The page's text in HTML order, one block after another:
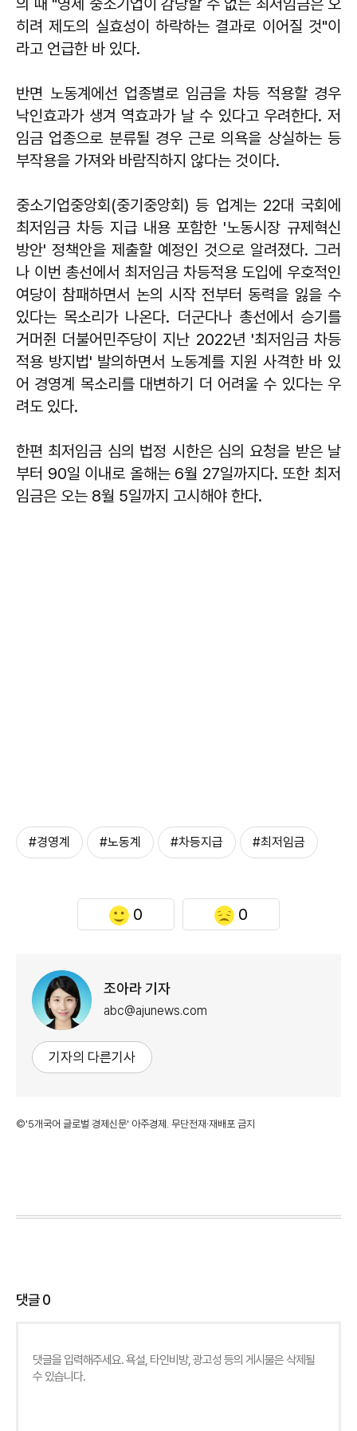
히려 제도의 실효성이 하락하는 결과로 이어질 것"이
라고 언급한 바 있다.
반면 노동계에선 업종별로 임금을 차등 적용할 경우
낙인효과가 생겨 역효과가 날 수 있다고 우려한다. 저
임금 업종으로 분류될 경우 근로 의욕을 상실하는 등
부작용을 가져와 바람직하지 않다는 것이다.
중소기업중앙회(중기중앙회) 등 업계는 22대 국회에
최저임금 차등 지급 내용 포함한 '노동시장 규제혁신
방안' 정책안을 제출할 예정인 것으로 알려졌다. 그러
나 이번 총선에서 최저임금 차등적용 도입에 우호적인
여당이 참패하면서 논의 시작 전부터 동력을 잃을 수
있다는 목소리가 나온다. 더군다나 총선에서 승기를
거머쥔 더불어민주당이 지난 2022년 '최저임금 차등
적용 방지법' 발의하면서 노동계를 지원 사격한 바 있
어 경영계 목소리를 대변하기 더 어려울 수 있다는 우
려도 있다.
한편 최저임금 심의 법정 시한은 심의 요청을 받은 날
부터 90일 이내로 올해는 6월 27일까지다. 또한 최저
임금은 오는 8월 5일까지 고시해야 한다.
#경영계 #노동계 #차등지급 #최저임금
0 0
조아라 기자
abc@ajunews.com
기자의 다른기사
©'5개국어 글로벌 경제신문' 아주경제. 무단전재·재배포 금지
댓글0